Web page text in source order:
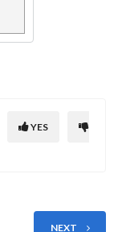
YES
NEXT